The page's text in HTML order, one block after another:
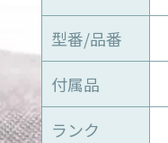
型番/品番
付属品
ランク